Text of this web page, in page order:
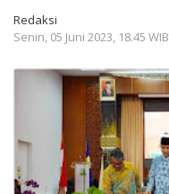
Redaksi
Senin, 05 Juni 2023, 18.45 WIB